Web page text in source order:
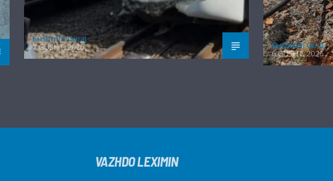
Kushtrim Guraj
7 GUSHT, 2026 Kushtrim Guraj
6 GUSHT, 2026
VAZHDO LEXIMIN